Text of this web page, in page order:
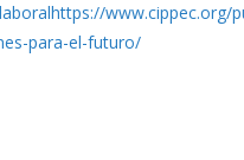
para-el-futuro/